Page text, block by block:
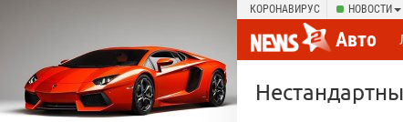
КОРОНАВИРУС НОВОСТИ
Авто